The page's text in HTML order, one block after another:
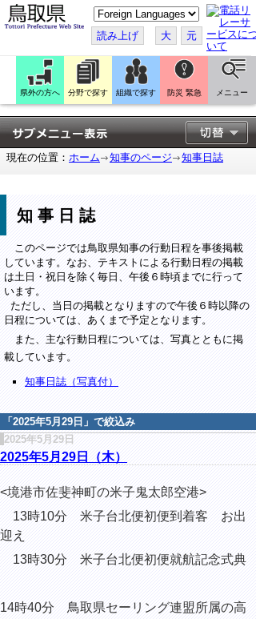
こ
の
ペ
ー
ジ
翻
訳
す
る
読み上げ 大 元
県外の方へ 分野で探す 組織で探す 防災 緊急 メニュー
現在の位置： ホーム 知事のページ 知事日誌
知事日誌
このページでは鳥取県知事の行動日程を事後掲載
しています。なお、テキストによる行動日程の掲載
は土日・祝日を除く毎日、午後６時頃までに行って
います。
ただし、当日の掲載となりますので午後６時以降の
日程については、あくまで予定となります。
また、主な行動日程については、写真とともに掲
載しています。
知事日誌（写真付）
「 2025年5月29日 」で絞込み
2025年5月29日
2025年5月29日（木）
<境港市佐斐神町の米子鬼太郎空港>
13時10分 米子台北便初便到着客 お出
迎え
13時30分 米子台北便初便就航記念式典
14時40分 鳥取県セーリング連盟所属の高